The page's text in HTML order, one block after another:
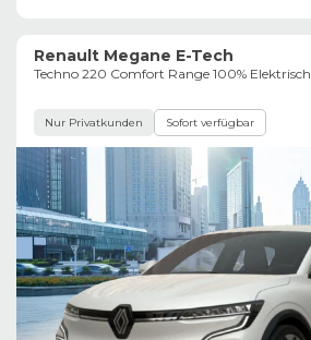
Renault Megane E-Tech
Techno 220 Comfort Range 100% Elektrisch
Nur Privatkunden Sofort verfügbar